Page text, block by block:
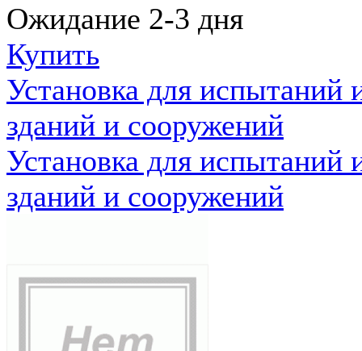
Ожидание 2-3 дня
Купить
Установка для испытаний
зданий и сооружений
Установка для испытаний
зданий и сооружений